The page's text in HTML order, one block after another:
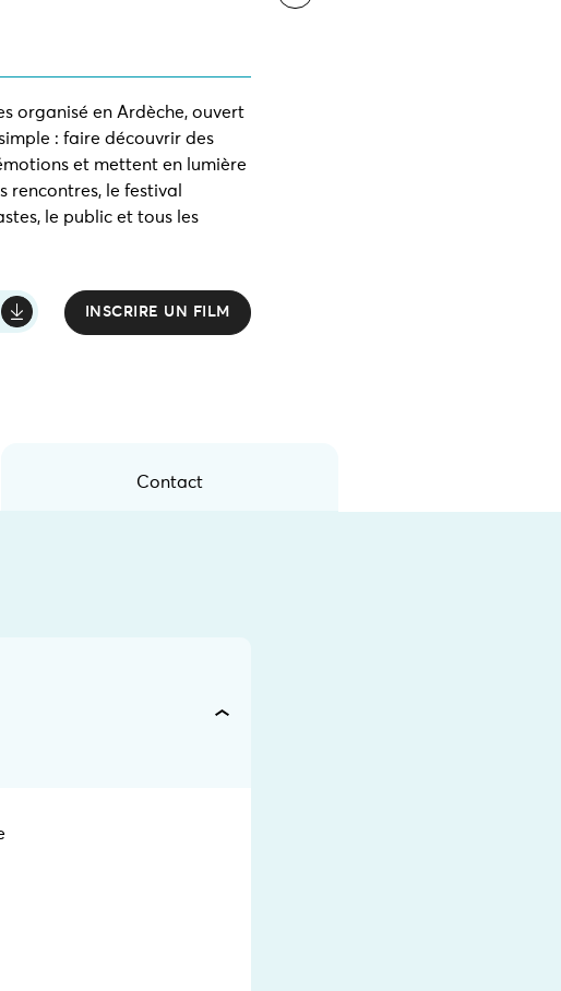
organisé en Ardèche, ouvert
: faire découvrir des
et mettent en lumière
rencontres, le festival
le public et tous les
INSCRIRE UN FILM
Contact